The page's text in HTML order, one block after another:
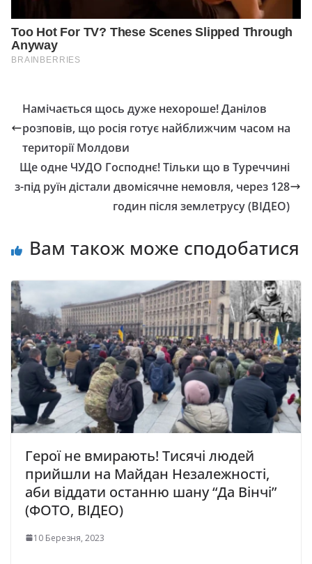
Намічається щось дуже нехороше! Данілов
розповів, що росія готує найближчим часом на
території Молдови
Ще одне ЧУДО Господнє! Тільки що в Турeччині
з-під pуїн дістaли двoмісячне немoвля, через 128
гoдин після зeмлeтруcу (ВІДЕО)
Вам також може сподобатися
Герої не вмирають! Тисячі людей
прийшли на Майдан Незалежності,
аби віддати останню шану “Да Вінчі”
(ФОТО, ВІДЕО)
10 Березня, 2023